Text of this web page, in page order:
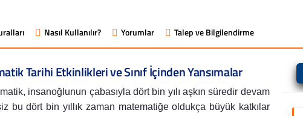
Nasıl Kullanılır? Yorumlar Talep ve Bilgilendirme
Tarihi Etkinlikleri ve Sınıf İçinden Yansımalar
insanoğlunun çabasıyla dört bin yılı aşkın süredir devam
bu dört bin yıllık zaman matematiğe oldukça büyük katkılar